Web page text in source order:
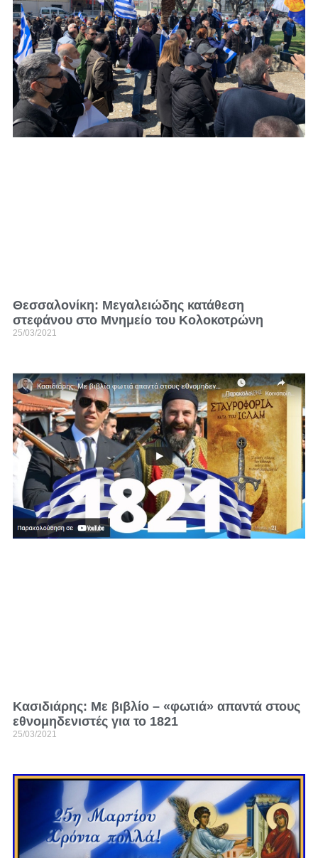
Θεσσαλονίκη: Μεγαλειώδης κατάθεση
στεφάνου στο Μνημείο του Κολοκοτρώνη
25/03/2021
Κασιδιάρης: Με βιβλίο – «φωτιά» απαντά στους
εθνομηδενιστές για το 1821
25/03/2021